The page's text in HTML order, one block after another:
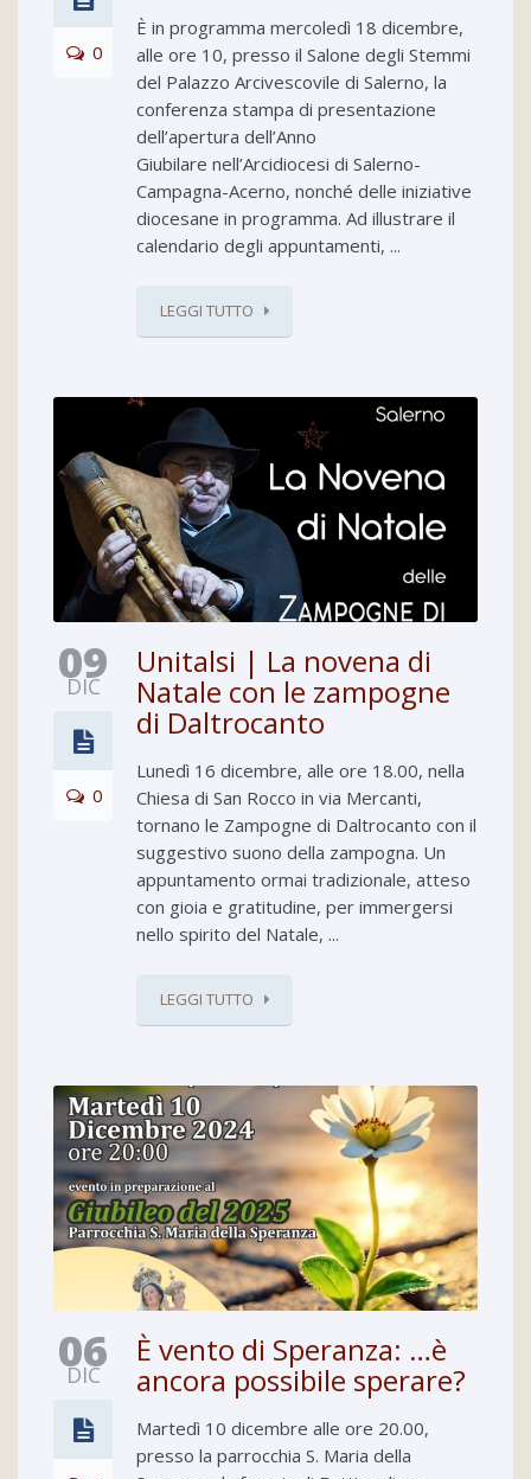
0
È in programma mercoledì 18 dicembre,
alle ore 10, presso il Salone degli Stemmi
del Palazzo Arcivescovile di Salerno, la
conferenza stampa di presentazione
dell’apertura dell’Anno
Giubilare nell’Arcidiocesi di Salerno-
Campagna-Acerno, nonché delle iniziative
diocesane in programma. Ad illustrare il
calendario degli appuntamenti, ...
LEGGI TUTTO
09
DIC
0
Unitalsi | La novena di
Natale con le zampogne
di Daltrocanto
Lunedì 16 dicembre, alle ore 18.00, nella
Chiesa di San Rocco in via Mercanti,
tornano le Zampogne di Daltrocanto con il
suggestivo suono della zampogna. Un
appuntamento ormai tradizionale, atteso
con gioia e gratitudine, per immergersi
nello spirito del Natale, ...
LEGGI TUTTO
06
DIC
È vento di Speranza: …è
ancora possibile sperare?
Martedì 10 dicembre alle ore 20.00,
presso la parrocchia S. Maria della